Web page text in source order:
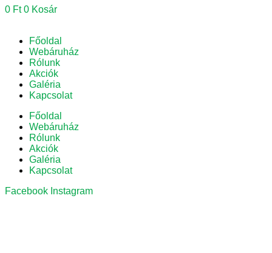
0 Ft 0 Kosár
Főoldal
Webáruház
Rólunk
Akciók
Galéria
Kapcsolat
Főoldal
Webáruház
Rólunk
Akciók
Galéria
Kapcsolat
Facebook Instagram